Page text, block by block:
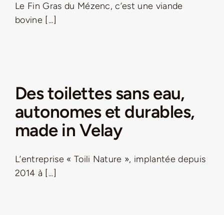
Le Fin Gras du Mézenc, c’est une viande
bovine [...]
Des toilettes sans eau,
autonomes et durables,
made in Velay
L’entreprise « Toili Nature », implantée depuis
2014 à [...]